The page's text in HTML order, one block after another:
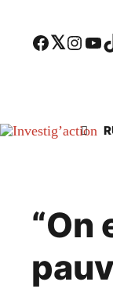
Facebook Twitter InstagramYouTube TikTok
“On